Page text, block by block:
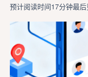
预计阅读时间17分钟最